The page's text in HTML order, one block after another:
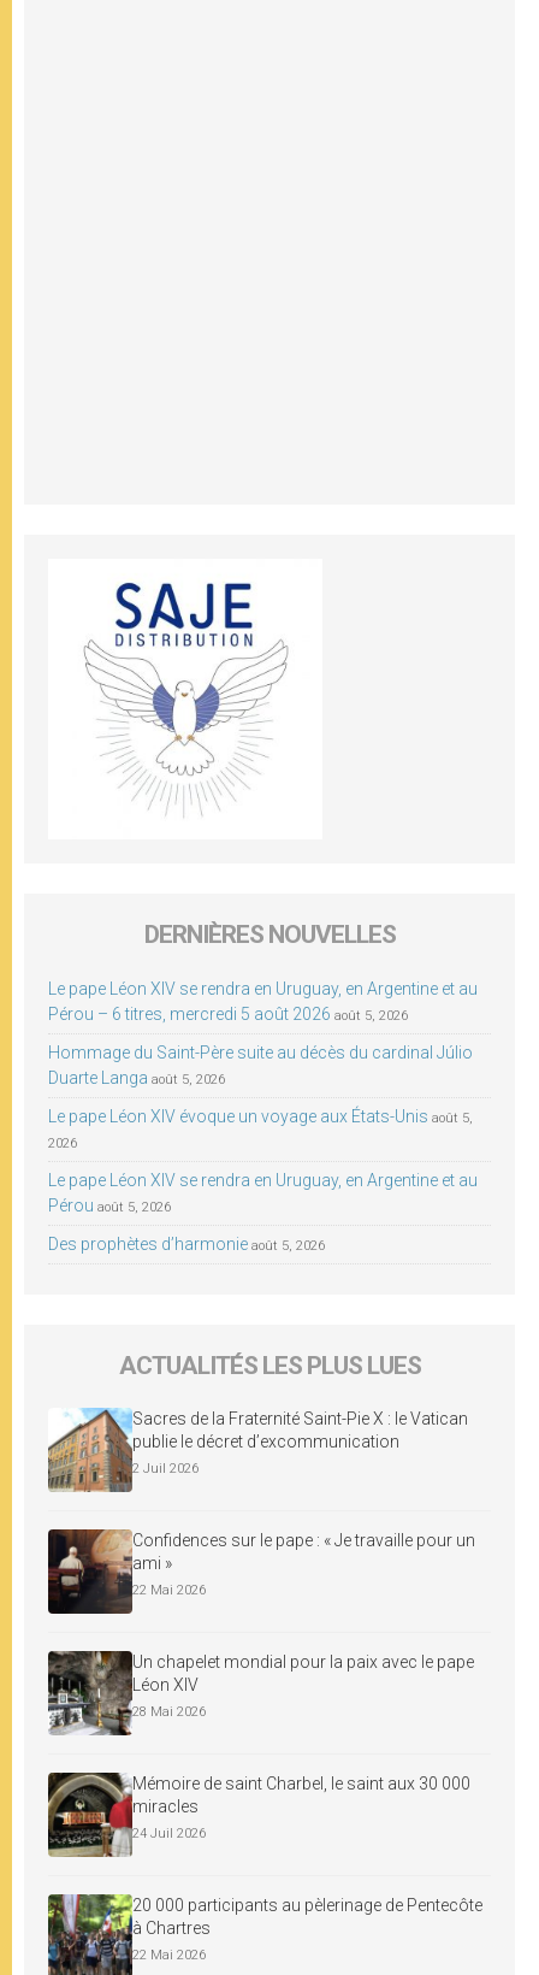
DERNIÈRES NOUVELLES
Le pape Léon XIV se rendra en Uruguay, en Argentine et au
Pérou – 6 titres, mercredi 5 août 2026 août 5, 2026
Hommage du Saint-Père suite au décès du cardinal Júlio
Duarte Langa août 5, 2026
Le pape Léon XIV évoque un voyage aux États-Unis août 5,
2026
Le pape Léon XIV se rendra en Uruguay, en Argentine et au
Pérou août 5, 2026
Des prophètes d’harmonie août 5, 2026
ACTUALITÉS LES PLUS LUES
Sacres de la Fraternité Saint-Pie X : le Vatican
publie le décret d’excommunication
2 Juil 2026
Confidences sur le pape : « Je travaille pour un
ami »
22 Mai 2026
Un chapelet mondial pour la paix avec le pape
Léon XIV
28 Mai 2026
Mémoire de saint Charbel, le saint aux 30 000
miracles
24 Juil 2026
20 000 participants au pèlerinage de Pentecôte
à Chartres
22 Mai 2026